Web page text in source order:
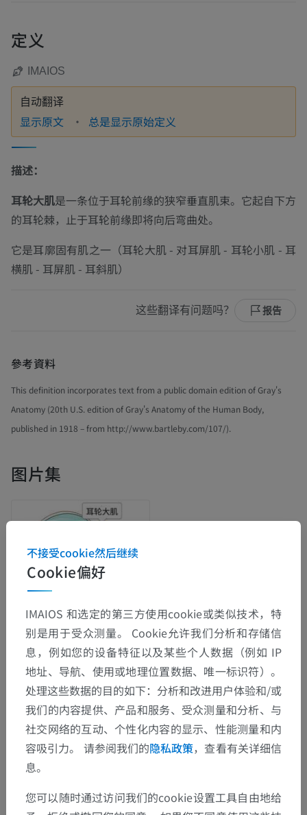
定义
IMAIOS
自动翻译
显示原文 总是显示原始定义
描述：
耳轮大肌是一条位于耳轮前缘的狭窄垂直肌束。它起自下方
的耳轮棘，止于耳轮前缘即将向后弯曲处。
它是耳廓固有肌之一（耳轮大肌 - 对耳屏肌 - 耳轮小肌 - 耳
横肌 - 耳屏肌 - 耳斜肌）
这些翻译有问题吗？ 报告
參考資料
This definition incorporates text from a public domain edition of Gray's
Anatomy (20th U.S. edition of Gray's Anatomy of the Human Body,
published in 1918 – from http://www.bartleby.com/107/).
图片集
解剖层次
人体解剖学2
人体解剖学1
人体神经解剖学
Cookie偏好
不接受cookie然后继续
IMAIOS 和选定的第三方使用cookie或类似技术，特
别是用于受众测量。 Cookie允许我们分析和存储信
息，例如您的设备特征以及某些个人数据（例如 IP
地址、导航、使用或地理位置数据、唯一标识符）。
处理这些数据的目的如下：分析和改进用户体验和/或
我们的内容提供、产品和服务、受众测量和分析、与
社交网络的互动、个性化内容的显示、性能测量和内
容吸引力。 请参阅我们的隐私政策，查看有关详细信
息。
您可以随时通过访问我们的cookie设置工具自由地给